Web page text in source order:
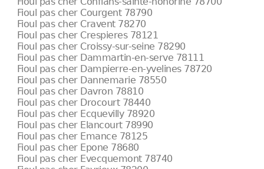
Fioul pas cher Courgent 78790
Fioul pas cher Cravent 78270
Fioul pas cher Crespieres 78121
Fioul pas cher Croissy-sur-seine 78290
Fioul pas cher Dammartin-en-serve 78111
Fioul pas cher Dampierre-en-yvelines 78720
Fioul pas cher Dannemarie 78550
Fioul pas cher Davron 78810
Fioul pas cher Drocourt 78440
Fioul pas cher Ecquevilly 78920
Fioul pas cher Elancourt 78990
Fioul pas cher Emance 78125
Fioul pas cher Epone 78680
Fioul pas cher Evecquemont 78740